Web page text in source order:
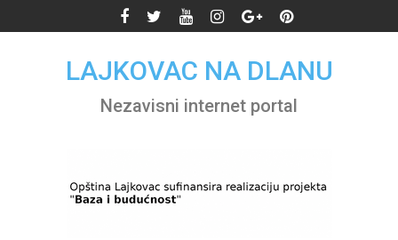
to
LAJKOVAC NA DLANU
Nezavisni internet portal